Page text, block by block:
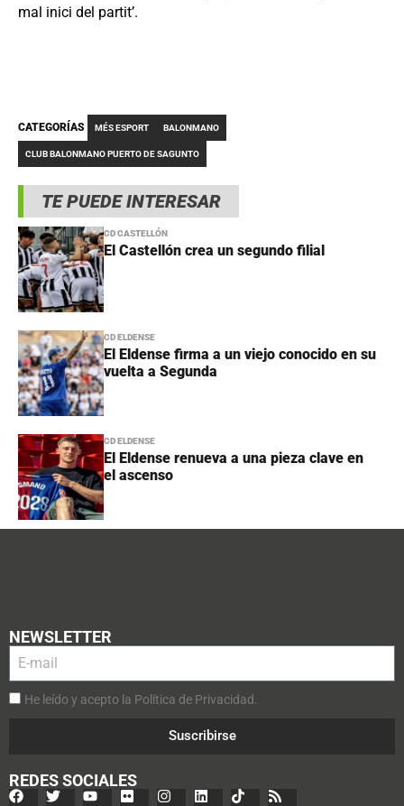
TE PUEDE INTERESAR
CD CASTELLÓN
El Castellón crea un segundo filial
CD ELDENSE
El Eldense firma a un viejo conocido en su
vuelta a Segunda
CD ELDENSE
El Eldense renueva a una pieza clave en
el ascenso
mal inici del partit’.
CATEGORÍAS MÉS ESPORT BALONMANO
CLUB BALONMANO PUERTO DE SAGUNTO
NEWSLETTER
He leído y acepto la Política de Privacidad.
Suscribirse
REDES SOCIALES